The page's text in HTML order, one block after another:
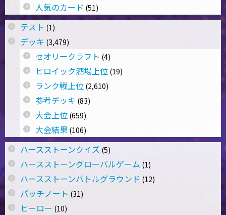
人気のカード (51)
テスト (1)
デッキ (3,479)
セオリークラフト (4)
ヒロイック酒場上位 (19)
ランク戦上位 (2,610)
参考デッキ (83)
大会上位 (659)
大会結果 (106)
ハースストーンクイズ (5)
ハースストーングローバルゲーム (1)
ハースストーンバトルグラウンド (12)
パッチノート (31)
ヒーロー (10)